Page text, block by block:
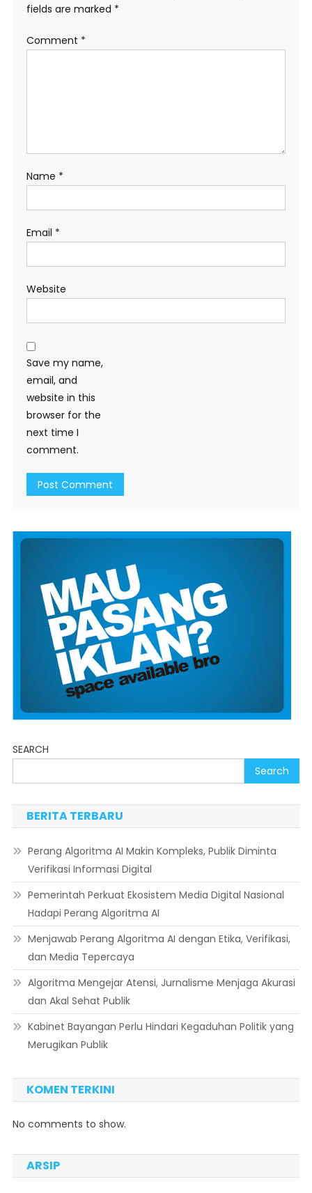
fields are marked *
Comment *
Name *
Email *
Website
Save my name,
email, and
website in this
browser for the
next time I
comment.
SEARCH
Search
BERITA TERBARU
Perang Algoritma AI Makin Kompleks, Publik Diminta
Verifikasi Informasi Digital
Pemerintah Perkuat Ekosistem Media Digital Nasional
Hadapi Perang Algoritma AI
Menjawab Perang Algoritma AI dengan Etika, Verifikasi,
dan Media Tepercaya
Algoritma Mengejar Atensi, Jurnalisme Menjaga Akurasi
dan Akal Sehat Publik
Kabinet Bayangan Perlu Hindari Kegaduhan Politik yang
Merugikan Publik
KOMEN TERKINI
No comments to show.
ARSIP